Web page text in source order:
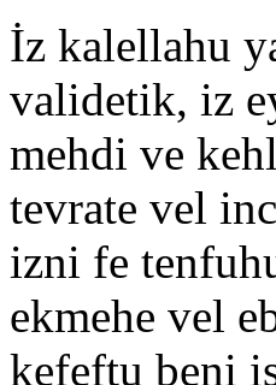
İz kalellahu
validetik, iz
mehdi ve
tevrate vel
izni fe
ekmehe vel
kefeftu beni